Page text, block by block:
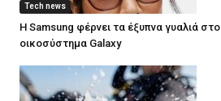
Tech news
Η Samsung φέρνει τα έξυπνα γυαλιά στο
οικοσύστημα Galaxy